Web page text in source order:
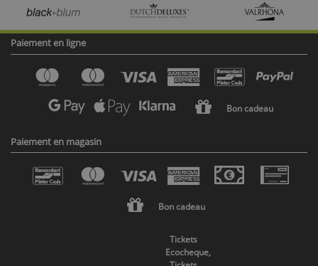
Paiement en ligne
Bon cadeau
Paiement en magasin
Bon cadeau
Tickets
Ecocheque,